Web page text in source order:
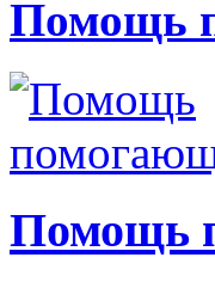
Помощь
Помощь